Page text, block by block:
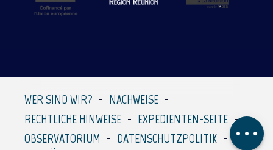
Kommentare
WER SIND WIR?
NACHWEISE
RECHTLICHE HINWEISE
EXPEDIENTEN-SEITE
OBSERVATORIUM
DATENSCHUTZPOLITIK